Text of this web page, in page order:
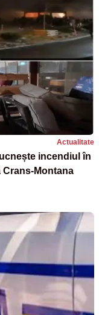
Actualitate
incendiul în
Crans-Montana